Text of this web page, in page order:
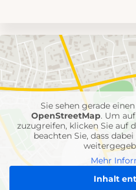
mit
Feuerwehr-
Einheiten
Sie sehen gerade
OpenStreetMap. Um
zuzugreifen, klicken Sie auf
beachten Sie, dass
Mehr
Inhalt